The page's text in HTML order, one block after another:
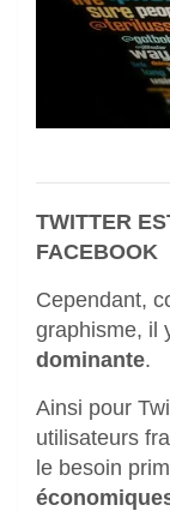
TWITTER
FACEBOOK
Cependant,
graphisme, il
dominante.
Ainsi pour
utilisateurs
le besoin